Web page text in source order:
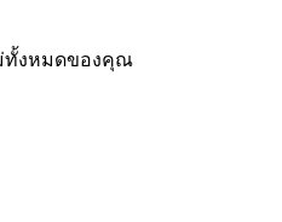
ทั้งหมดของคุณ